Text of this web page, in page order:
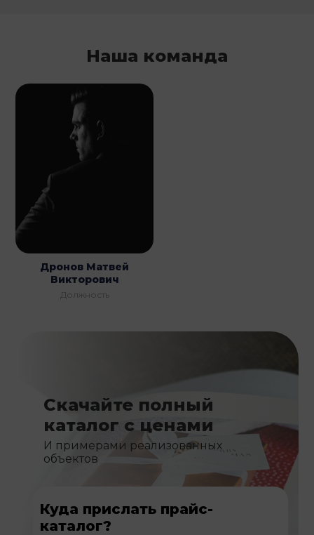
Наша команда
Дронов Матвей
Викторович
Должность
Скачайте полный
каталог с ценами
И примерами реализованных
объектов
Куда прислать прайс-
каталог?